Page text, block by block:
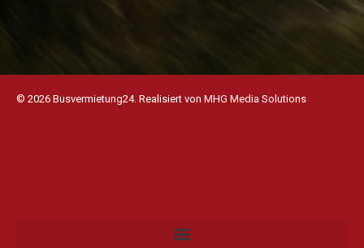
© 2026 Busvermietung24. Realisiert von MHG Media Solutions